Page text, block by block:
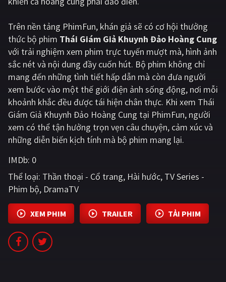
Âu - Mỹ Trung Quốc - Hồng Kông
Hàn Quốc Nhật Bản
Ấn Độ Việt Nam
Tổng hợp
CẬP NHẬT
PHIM MỚI
PHIM LẺ
PHIM CHIẾU RẠP
TUYỂN TẬP PHIM
BLOG
Trên nền tảng PhimFun, khán giả sẽ có cơ hội thưởng
thức bộ phim Thái Giám Giả Khuynh Đảo Hoàng Cung
với trải nghiệm xem phim trực tuyến mượt mà, hình ảnh
sắc nét và nội dung đầy cuốn hút. Bộ phim không chỉ
mang đến những tình tiết hấp dẫn mà còn đưa người
xem bước vào một thế giới điện ảnh sống động, nơi mỗi
khoảnh khắc đều được tái hiện chân thực. Khi xem Thái
Giám Giả Khuynh Đảo Hoàng Cung tại PhimFun, người
xem có thể tận hưởng trọn vẹn câu chuyện, cảm xúc và
những diễn biến kịch tính mà bộ phim mang lại.
IMDb: 0
Thể loại: Thần thoại - Cổ trang Hài hước TV Series -
Phim bộ DramaTV
XEM PHIM TRAILER TẢI PHIM